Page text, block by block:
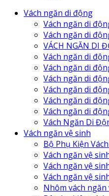
Vách ngăn di động
Vách ngăn di
Vách ngăn di
VÁCH NGĂN DI
Vách ngăn di
Vách ngăn di
Vách ngăn di
Vách ngăn di
Vách ngăn di
Vách ngăn di
Vách Ngăn Di
Vách ngăn vệ sinh
Bộ Phụ Kiện
Vách ngăn vệ
Vách ngăn vệ
Vách ngăn vệ
Nhôm vách ngăn